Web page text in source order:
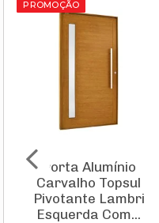
PROMOÇÃO
Porta Alumínio
Cerejeira Topsul
Pivotante Lambri
Esquerda Co...